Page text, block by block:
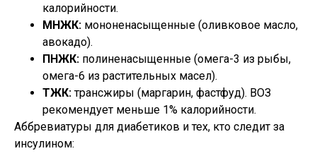
калорийности.
МНЖК: мононенасыщенные (оливковое масло,
авокадо).
ПНЖК: полиненасыщенные (омега-3 из рыбы,
омега-6 из растительных масел).
ТЖК:трансжиры (маргарин, фастфуд). ВОЗ
рекомендует меньше 1% калорийности.
Аббревиатуры для диабетиков и тех, кто следит за
инсулином: